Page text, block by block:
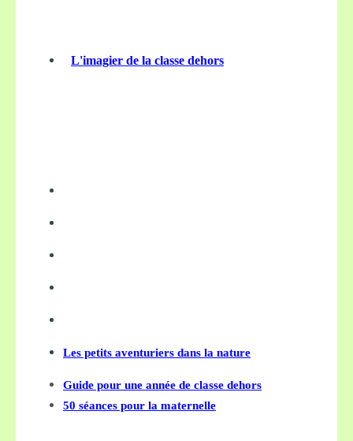
L'imagier de la classe dehors
Les petits aventuriers dans la nature
Guide pour une année de classe dehors
50 séances pour la maternelle